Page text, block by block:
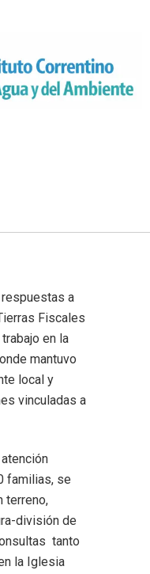
a
Fiscales
en la
mantuvo
local y
vinculadas a
familias, se
terreno,
división de
tanto
la Iglesia